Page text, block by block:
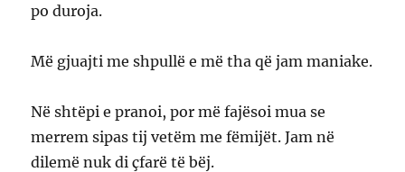
po duroja.
Më gjuajti me shpullë e më tha që jam maniake.
Në shtëpi e pranoi, por më fajësoi mua se
merrem sipas tij vetëm me fëmijët. Jam në
dilemë nuk di çfarë të bëj.